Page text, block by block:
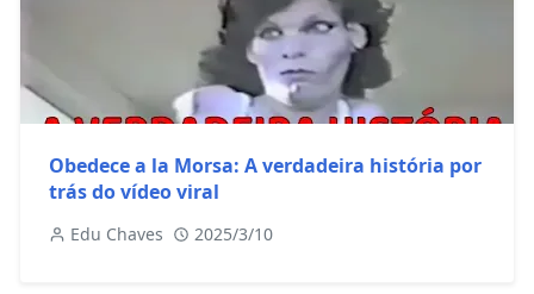
Obedece a la Morsa: A verdadeira história por
trás do vídeo viral
Edu Chaves 2025/3/10